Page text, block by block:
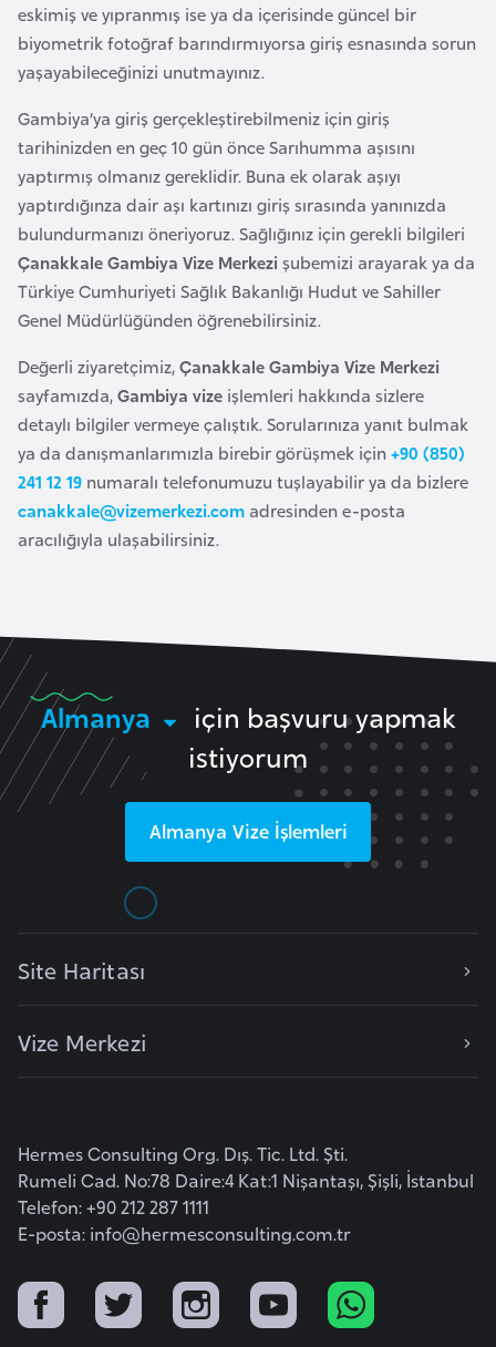
eskimiş ve yıpranmış ise ya da içerisinde güncel bir
biyometrik fotoğraf barındırmıyorsa giriş esnasında sorun
yaşayabileceğinizi unutmayınız.
Gambiya’ya giriş gerçekleştirebilmeniz için giriş
tarihinizden en geç 10 gün önce Sarıhumma aşısını
yaptırmış olmanız gereklidir. Buna ek olarak aşıyı
yaptırdığınza dair aşı kartınızı giriş sırasında yanınızda
bulundurmanızı öneriyoruz. Sağlığınız için gerekli bilgileri
Çanakkale Gambiya Vize Merkezi şubemizi arayarak ya da
Türkiye Cumhuriyeti Sağlık Bakanlığı Hudut ve Sahiller
Genel Müdürlüğünden öğrenebilirsiniz.
Değerli ziyaretçimiz,Çanakkale Gambiya Vize Merkezi
sayfamızda,Gambiya vize işlemleri hakkında sizlere
detaylı bilgiler vermeye çalıştık. Sorularınıza yanıt bulmak
ya da danışmanlarımızla birebir görüşmek için+90 (850)
241 12 19 numaralı telefonumuzu tuşlayabilir ya da bizlere
canakkale@vizemerkezi.com adresinden e-posta
aracılığıyla ulaşabilirsiniz.
Almanya
için başvuru yapmak
istiyorum
Almanya Vize İşlemleri
Site Haritası
Vize Merkezi
Hermes Consulting Org. Dış. Tic. Ltd. Şti.
Rumeli Cad. No:78 Daire:4 Kat:1 Nişantaşı, Şişli, İstanbul
Telefon: +90 212 287 1111
E-posta: info@hermesconsulting.com.tr
Ç
i
D
a
n
i
m
a
k
a
D
e
m
o
a
i
k
o
u
a
t
a
n
E
r